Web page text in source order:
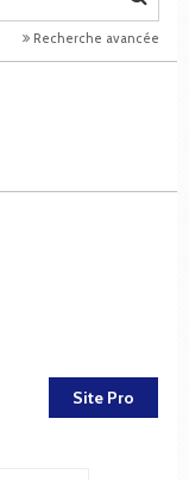
Recherche avancée
Site Pro